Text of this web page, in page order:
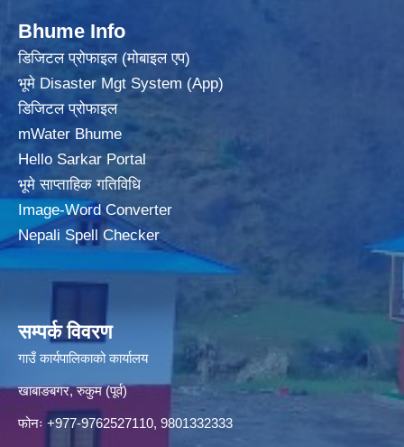
Bhume Info
डिजिटल प्रोफाइल (मोबाइल एप)
भूमे Disaster Mgt System (App)
डिजिटल प्रोफाइल
mWater Bhume
Hello Sarkar Portal
भूमे साप्ताहिक गतिविधि
Image-Word Converter
Nepali Spell Checker
सम्पर्क विवरण
गाउँ कार्यपालिकाको कार्यालय
खाबाङबगर, रुकुम (पूर्व)
फोनः +977-9762527110, 9801332333